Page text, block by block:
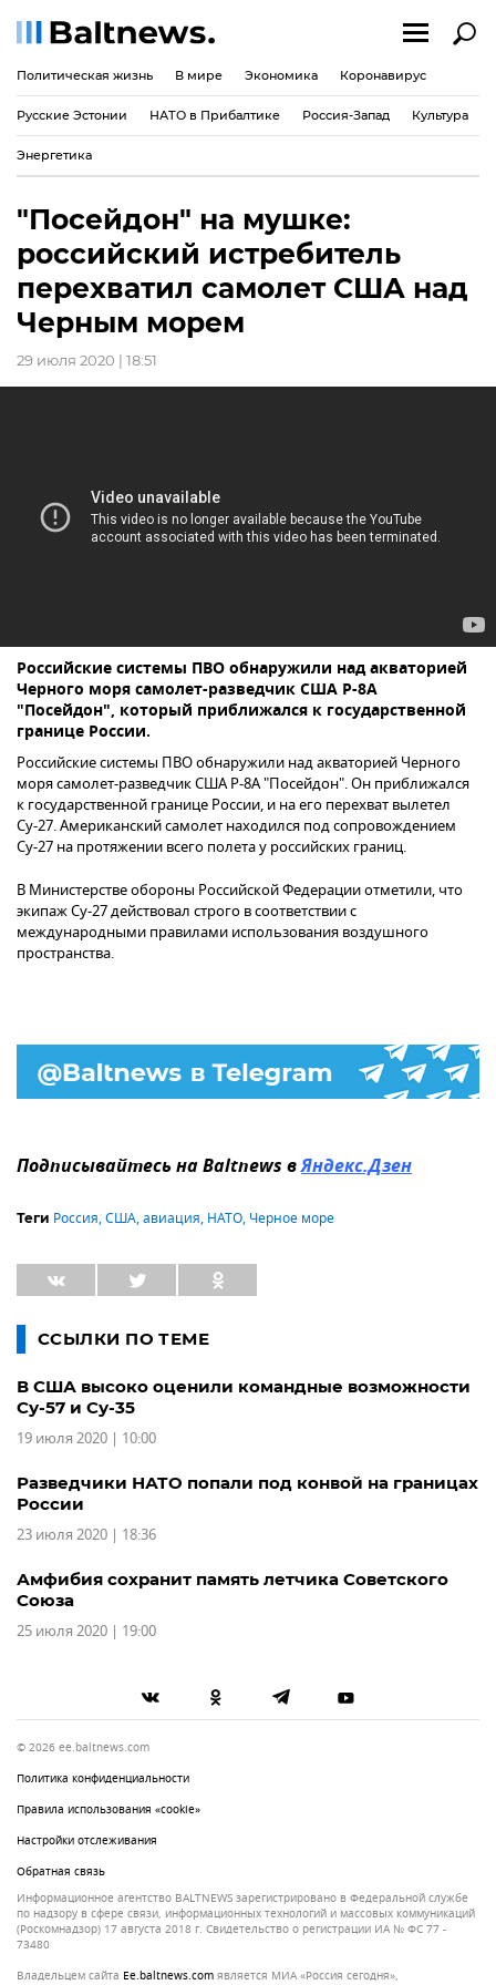
Политическая жизнь В мире Экономика Коронавирус
Русские Эстонии НАТО в Прибалтике Россия-Запад Культура
Энергетика
"Посейдон" на мушке:
российский истребитель
перехватил самолет США над
Черным морем
29 июля 2020 | 18:51
Российские системы ПВО обнаружили над акваторией
Черного моря самолет-разведчик США P-8A
"Посейдон", который приближался к государственной
границе России.
Российские системы ПВО обнаружили над акваторией Черного
моря самолет-разведчик США P-8A "Посейдон". Он приближался
к государственной границе России, и на его перехват вылетел
Су-27. Американский самолет находился под сопровождением
Су-27 на протяжении всего полета у российских границ.
В Министерстве обороны Российской Федерации отметили, что
экипаж Су-27 действовал строго в соответствии с
международными правилами использования воздушного
пространства.
Подписывайтесь на Baltnews вЯндекс.Дзен
Теги Россия,США,авиация, НАТО, Черное море
ССЫЛКИ ПО ТЕМЕ
В США высоко оценили командные возможности
Су-57 и Су-35
19 июля 2020 | 10:00
Разведчики НАТО попали под конвой на границах
России
23 июля 2020 | 18:36
Амфибия сохранит память летчика Советского
Союза
25 июля 2020 | 19:00
© 2026 ee.baltnews.com
Политика конфиденциальности
Правила использования «cookie»
Настройки отслеживания
Обратная связь
Информационное агентство BALTNEWS зарегистрировано в Федеральной службе
по надзору в сфере связи, информационных технологий и массовых коммуникаций
(Роскомнадзор) 17 августа 2018 г. Свидетельство о регистрации ИА № ФС 77 -
73480
Владельцем сайта
ee.baltnews.com является МИА «Россия сегодня»,